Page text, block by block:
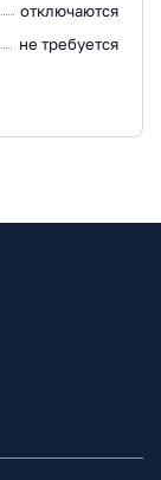
отключаются
не требуется